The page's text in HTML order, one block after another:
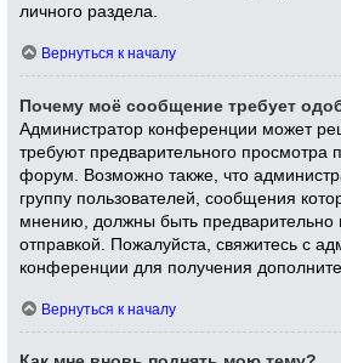
личного раздела.
Вернуться к началу
Почему моё сообщение требует
Администратор конференции может
требуют предварительного просмотра
форум. Возможно также, что
группу пользователей, сообщения
мнению, должны быть предварительно
отправкой. Пожалуйста, свяжитесь с
конференции для получения
Вернуться к началу